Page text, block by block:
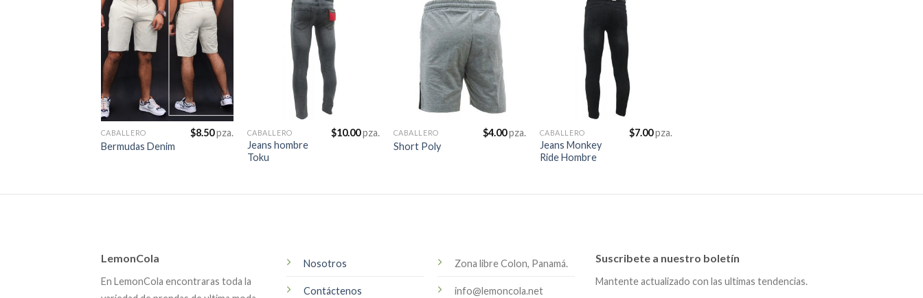
CABALLERO
Bermudas Denim
$8.50pza. CABALLERO
Jeans hombre
Toku
$10.00pza. CABALLERO
Short Poly
$4.00pza. CABALLERO
Jeans Monkey
Ride Hombre
$7.00pza.
LemonCola
En LemonCola encontraras toda la
Nosotros
Contáctenos
Zona libre Colon, Panamá.
info@lemoncola.net
Suscribete a nuestro boletín
Mantente actualizado con las ultimas tendencias.